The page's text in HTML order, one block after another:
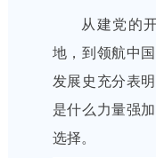
从建党的
地，到领航中
发展史充分表
是什么力量强
选择。